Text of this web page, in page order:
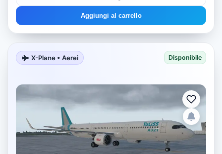
Aggiungi al carrello
X-Plane • Aerei Disponibile